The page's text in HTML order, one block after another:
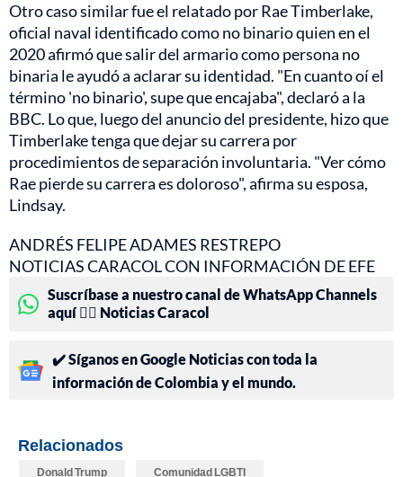
Otro caso similar fue el relatado por Rae Timberlake,
oficial naval identificado como no binario quien en el
2020 afirmó que salir del armario como persona no
binaria le ayudó a aclarar su identidad. "En cuanto oí el
término 'no binario', supe que encajaba", declaró a la
BBC. Lo que, luego del anuncio del presidente, hizo que
Timberlake tenga que dejar su carrera por
procedimientos de separación involuntaria. "Ver cómo
Rae pierde su carrera es doloroso", afirma su esposa,
Lindsay.
ANDRÉS FELIPE ADAMES RESTREPO
NOTICIAS CARACOL CON INFORMACIÓN DE EFE
Suscríbase a nuestro canal de WhatsApp Channels
aquí 👉🏻 Noticias Caracol
✔️ Síganos en Google Noticias con toda la
información de Colombia y el mundo.
Relacionados
Donald Trump Comunidad LGBTI